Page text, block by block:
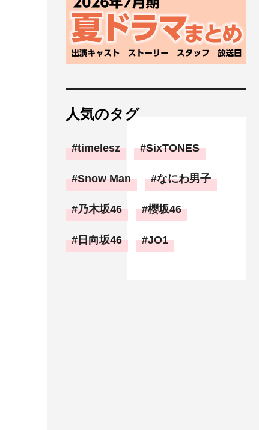
人気のタグ
timelesz SixTONES
Snow Man なにわ男子
乃木坂46 櫻坂46
日向坂46 JO1